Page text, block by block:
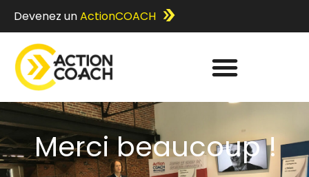
Devenez unActionCOACH
Merci beaucoup !